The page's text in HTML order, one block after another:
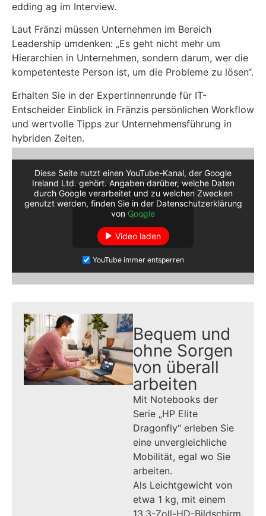
edding ag im Interview.
Laut Fränzi müssen Unternehmen im Bereich
Leadership umdenken: „Es geht nicht mehr um
Hierarchien in Unternehmen, sondern darum, wer die
kompetenteste Person ist, um die Probleme zu lösen“.
Erhalten Sie in der Expertinnenrunde für IT-
Entscheider Einblick in Fränzis persönlichen Workflow
und wertvolle Tipps zur Unternehmensführung in
hybriden Zeiten.
Diese Seite nutzt einen YouTube-Kanal, der Google
Ireland Ltd. gehört. Angaben darüber, welche Daten
durch Google verarbeitet und zu welchen Zwecken
genutzt werden, finden Sie in der Datenschutzerklärung
von Google
Video laden
YouTube immer entsperren
Bequem und
ohne Sorgen
von überall
arbeiten
Mit Notebooks der
Serie „HP Elite
Dragonfly“ erleben Sie
eine unvergleichliche
Mobilität, egal wo Sie
arbeiten.
Als Leichtgewicht von
etwa 1 kg, mit einem
13,3-Zoll-HD-Bildschirm